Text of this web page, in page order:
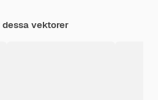
dessa vektorer